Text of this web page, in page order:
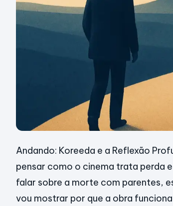
Andando: Koreeda e a Reflexão
pensar como o cinema trata perda
falar sobre a morte com parentes,
vou mostrar por que a obra